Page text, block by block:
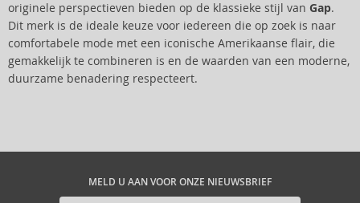
originele perspectieven bieden op de klassieke stijl van Gap.
Dit merk is de ideale keuze voor iedereen die op zoek is naar
comfortabele mode met een iconische Amerikaanse flair, die
gemakkelijk te combineren is en de waarden van een moderne,
duurzame benadering respecteert.
MELD U AAN VOOR ONZE NIEUWSBRIEF